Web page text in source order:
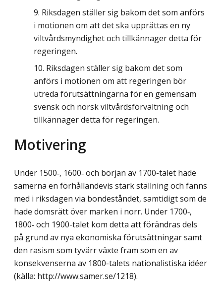
Riksdagen ställer sig bakom det som anförs
i motionen om att det ska upprättas en ny
viltvårdsmyndighet och tillkännager detta för
regeringen.
Riksdagen ställer sig bakom det som
anförs i motionen om att regeringen bör
utreda förutsättningarna för en gemensam
svensk och norsk viltvårdsförvaltning och
tillkännager detta för regeringen.
Motivering
Under 1500‑, 1600‑ och början av 1700-talet hade
samerna en förhållandevis stark ställning och fanns
med i riksdagen via bondeståndet, samtidigt som de
hade domsrätt över marken i norr. Under 1700‑,
1800‑ och 1900-talet kom detta att förändras dels
på grund av nya ekonomiska förutsättningar samt
den rasism som tyvärr växte fram som en av
konsekvenserna av 1800-talets nationalistiska idéer
(källa: http://www.samer.se/1218).